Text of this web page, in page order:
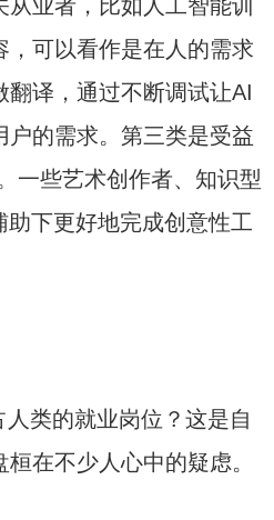
业者，比如人工智能训
，可以看作是在人的需求
译，通过不断调试让AI
户的需求。第三类是受益
一些艺术创作者、知识型
下更好地完成创意性工
类的就业岗位？这是自
在不少人心中的疑虑。